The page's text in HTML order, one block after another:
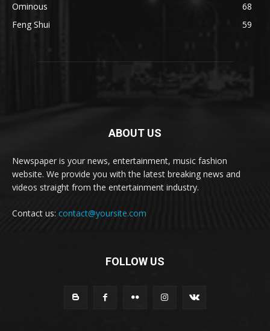
Ominous
68
Feng Shui
59
ABOUT US
Newspaper is your news, entertainment, music fashion
website. We provide you with the latest breaking news and
videos straight from the entertainment industry.
Contact us: contact@yoursite.com
FOLLOW US